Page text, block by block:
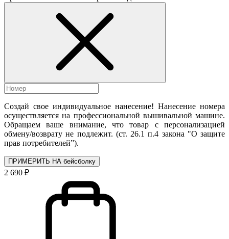
Создай свое индивидуальное нанесение! Нанесение номера
осуществляется на профессиональной вышивальной машине.
Обращаем ваше внимание, что товар с персонализацией
обмену/возврату не подлежит. (ст. 26.1 п.4 закона "О защите
прав потребителей”).
ПРИМЕРИТЬ НА бейсболку
2 690 ₽